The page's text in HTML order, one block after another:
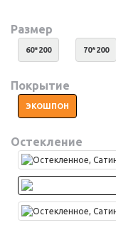
Размер
60*200 70*200
Покрытие
ЭКОШПОН
Остекление